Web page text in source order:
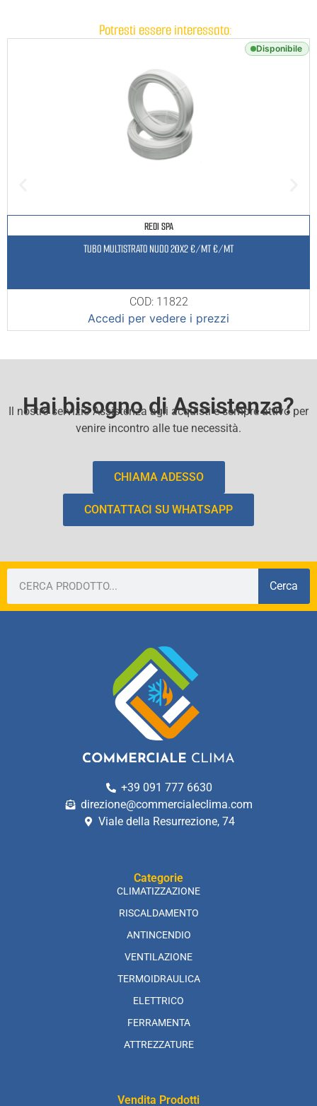
Potresti essere interessato:
Disponibile
REDI SPA
TUBO MULTISTRATO NUDO 20X2 €/MT €/MT
COD: 11822
Accedi per vedere i prezzi
Hai bisogno di Assistenza?
Il nostro servizio Assistenza agli acquisti e sempre attivo per
venire incontro alle tue necessità.
CHIAMA ADESSO
CONTATTACI SU WHATSAPP
Cerca
+39 091 777 6630
direzione@commercialeclima.com
Viale della Resurrezione, 74
Categorie
CLIMATIZZAZIONE
RISCALDAMENTO
ANTINCENDIO
VENTILAZIONE
TERMOIDRAULICA
ELETTRICO
FERRAMENTA
ATTREZZATURE
Vendita Prodotti